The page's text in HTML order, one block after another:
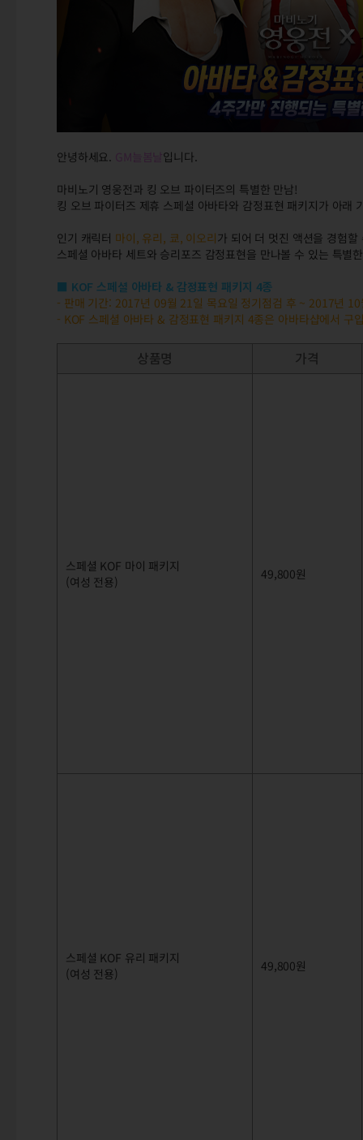
안녕하세요. GM늘봄날입니다.
마비노기 영웅전과 킹 오브 파이터즈의 특별한 만남!
킹 오브 파이터즈 제휴 스페셜 아바타와 감정표현 패키지가 아래
인기 캐릭터 마이, 유리, 쿄, 이오리가 되어 더 멋진 액션을 경험
스페셜 아바타 세트와 승리포즈 감정표현을 만나볼 수 있는 특별
■ KOF 스페셜 아바타 & 감정표현 패키지 4종
- 판매 기간: 2017년 09월 21일 목요일 정기점검 후 ~ 2017년
- KOF 스페셜 아바타 & 감정표현 패키지 4종은 아바타샵에서 구
상품명 가격
스페셜 KOF 마이 패키지
(여성 전용)
49,800원
스페셜 KOF 유리 패키지
(여성 전용)
49,800원